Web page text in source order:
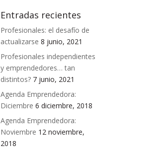
Entradas recientes
Profesionales: el desafío de
actualizarse 8 junio, 2021
Profesionales independientes
y emprendedores… tan
distintos? 7 junio, 2021
Agenda Emprendedora:
Diciembre 6 diciembre, 2018
Agenda Emprendedora:
Noviembre 12 noviembre,
2018